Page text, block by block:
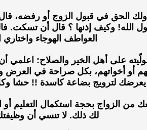
الحق في قبول الزوج أو رفضه، قال
الله! وكيف إذنها ؟ قال أن تسكت.
العواطف الهوجاء
على أهل الخير والصلاح: اعلمي
أو أخواتهم، بكل صراحة في
يعرضك لترويج بضاعة كاسدة !! حشا
من الزواج بحجة استكمال التعليم
لك ذلك. لا تنسي أن وظيفتك